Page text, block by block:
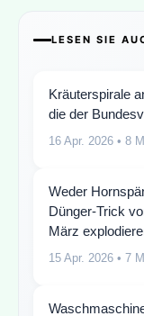
LESEN SIE
Kräuterspirale
die der
16 Apr. 2026 • 8
Weder
Dünger-Trick
März
15 Apr. 2026 • 7